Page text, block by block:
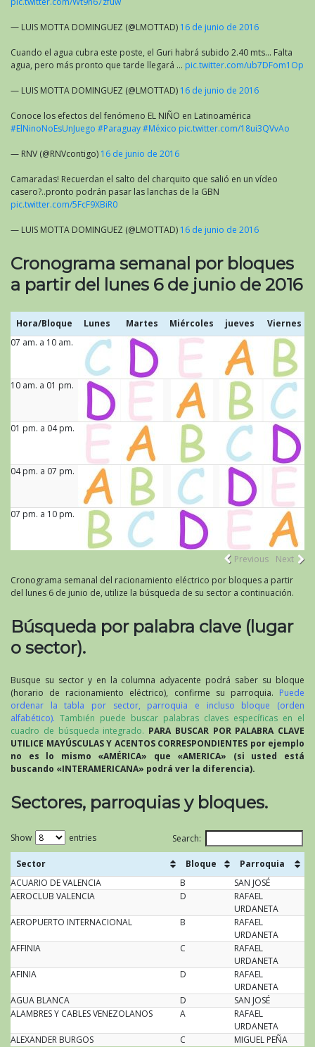
— LUIS MOTTA DOMINGUEZ (@LMOTTAD) 16 de junio de 2016
Cuando el agua cubra este poste, el Guri habrá subido 2.40 mts… Falta
agua, pero más pronto que tarde llegará … pic.twitter.com/ub7DFom1Op
— LUIS MOTTA DOMINGUEZ (@LMOTTAD) 16 de junio de 2016
Conoce los efectos del fenómeno EL NIÑO en Latinoamérica
#ElNinoNoEsUnJuego #Paraguay#México pic.twitter.com/18ui3QVvAo
— RNV (@RNVcontigo) 16 de junio de 2016
Camaradas! Recuerdan el salto del charquito que salió en un vídeo
casero?..pronto podrán pasar las lanchas de la GBN
pic.twitter.com/5FcF9XBiR0
— LUIS MOTTA DOMINGUEZ (@LMOTTAD) 16 de junio de 2016
Cronograma semanal por bloques
a partir del lunes 6 de junio de 2016
Hora/Bloque Lunes Martes Miércoles jueves Viernes
Hora/Bloque
Lunes Martes Miércoles jueves Viernes
07 am. a 10 am.
10 am. a 01 pm.
01 pm. a 04 pm.
04 pm. a 07 pm.
07 pm. a 10 pm.
Previous
Next
Cronograma semanal del racionamiento eléctrico por bloques a partir
del lunes 6 de junio de, utilize la búsqueda de su sector a continuación.
Búsqueda por palabra clave (lugar
o sector).
Busque su sector y en la columna adyacente podrá saber su bloque
(horario de racionamiento eléctrico), confirme su parroquia. Puede
ordenar la tabla por sector, parroquia e incluso bloque (orden
alfabético). También puede buscar palabras claves específicas en el
cuadro de búsqueda integrado. PARA BUSCAR POR PALABRA CLAVE
UTILICE MAYÚSCULAS Y ACENTOS CORRESPONDIENTES por ejemplo
no es lo mismo «AMÉRICA» que «AMERICA» (si usted está
buscando «INTERAMERICANA» podrá ver la diferencia).
Sectores, parroquias y bloques.
Show entries Search:
Sector Bloque
Parroquia
Sector
Parroquia
ACUARIO DE VALENCIA B
SAN JOSÉ
AEROCLUB VALENCIA
D
RAFAEL
URDANETA
AEROPUERTO INTERNACIONAL
B
RAFAEL
URDANETA
AFFINIA
C
RAFAEL
URDANETA
AFINIA
D
RAFAEL
URDANETA
AGUA BLANCA
D
SAN JOSÉ
ALAMBRES Y CABLES VENEZOLANOS
A
RAFAEL
URDANETA
ALEXANDER BURGOS
C
MIGUEL PEÑA